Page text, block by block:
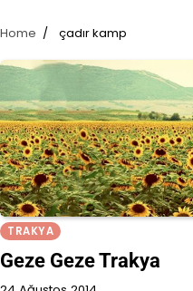
Home çadır kamp
TRAKYA
Geze Geze Trakya